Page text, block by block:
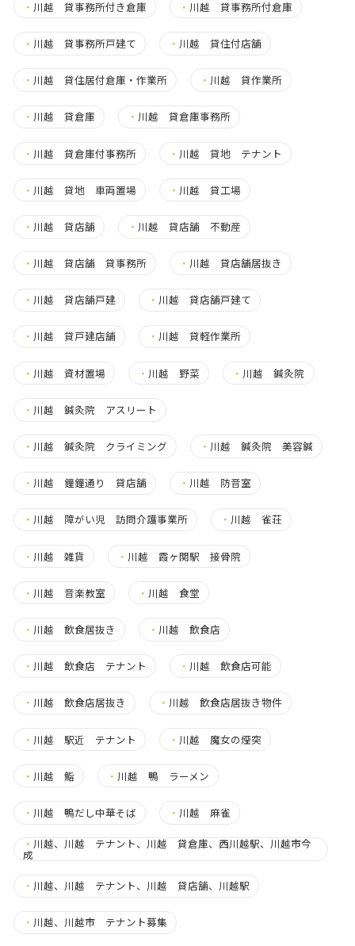
・ 川越 貸事務所付き倉庫 ・ 川越 貸事務所付倉庫
・ 川越 貸事務所戸建て ・ 川越 貸住付店舗
・ 川越 貸住居付倉庫・作業所 ・ 川越 貸作業所
・ 川越 貸倉庫 ・ 川越 貸倉庫事務所
・ 川越 貸倉庫付事務所 ・ 川越 貸地 テナント
・ 川越 貸地 車両置場 ・ 川越 貸工場
・ 川越 貸店舗 ・ 川越 貸店舗 不動産
・ 川越 貸店舗 貸事務所 ・ 川越 貸店舗居抜き
・ 川越 貸店舗戸建 ・ 川越 貸店舗戸建て
・ 川越 貸戸建店舗 ・ 川越 貸軽作業所
・ 川越 資材置場 ・ 川越 野菜 ・ 川越 鍼灸院
・ 川越 鍼灸院 アスリート
・ 川越 鍼灸院 クライミング ・ 川越 鍼灸院 美容鍼
・ 川越 鐘鐘通り 貸店舗 ・ 川越 防音室
・ 川越 障がい児 訪問介護事業所 ・ 川越 雀荘
・ 川越 雑貨 ・ 川越 霞ヶ関駅 接骨院
・ 川越 音楽教室 ・ 川越 食堂
・ 川越 飲食居抜き ・ 川越 飲食店
・ 川越 飲食店 テナント ・ 川越 飲食店可能
・ 川越 飲食店居抜き ・ 川越 飲食店居抜き物件
・ 川越 駅近 テナント ・ 川越 魔女の煙突
・ 川越 鮨 ・ 川越 鴨 ラーメン
・ 川越 鴨だし中華そば ・ 川越 麻雀
・ 川越、川越 テナント、川越 貸倉庫、西川越駅、川越市今
成
・ 川越、川越 テナント、川越 貸店舗、川越駅
・ 川越、川越市 テナント募集